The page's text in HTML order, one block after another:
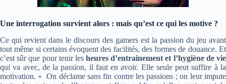
Une interrogation survient alors : mais qu’est ce qui les motive ?
Ce qui revient dans le discours des gamers est la passion du jeu avant
tout même si certains évoquent des facilités, des formes de douance. Et
c’est sûr que pour tenir lesheures d’entrainement et l’hygiène de vie
qui va avec, de la passion, il faut en avoir. Elle seule peut suffire à la
motivation. « On déclame sans fin contre les passions ; on leur impute